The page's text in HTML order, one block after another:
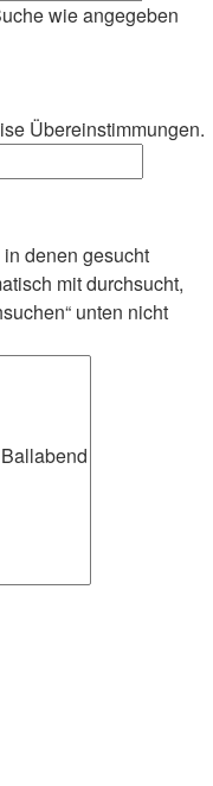
wie angegeben
Übereinstimmungen.
denen gesucht
mit durchsucht,
unten nicht